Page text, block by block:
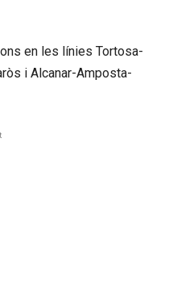
en les línies Tortosa-
i Alcanar-Amposta-